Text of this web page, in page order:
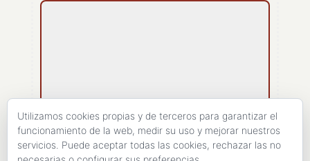
[recaptcha]
Utilizamos cookies propias y de terceros para garantizar el
funcionamiento de la web, medir su uso y mejorar nuestros
servicios. Puede aceptar todas las cookies, rechazar las no